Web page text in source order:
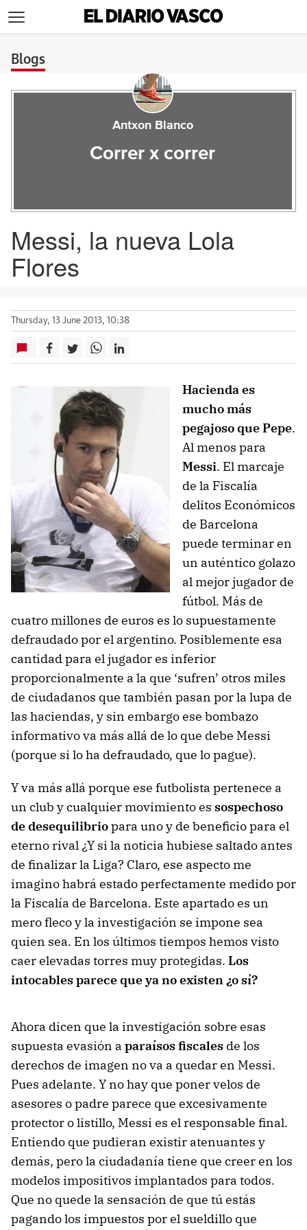
Blogs
Antxon Blanco
Correr x correr
Messi, la nueva Lola
Flores
Thursday, 13 June 2013, 10:38
Hacienda es
mucho más
pegajoso que Pepe.
Al menos para
Messi. El marcaje
de la Fiscalía
delitos Económicos
de Barcelona
puede terminar en
un auténtico golazo
al mejor jugador de
fútbol. Más de
cuatro millones de euros es lo supuestamente
defraudado por el argentino. Posiblemente esa
cantidad para el jugador es inferior
proporcionalmente a la que ‘sufren’ otros miles
de ciudadanos que también pasan por la lupa de
las haciendas, y sin embargo ese bombazo
informativo va más allá de lo que debe Messi
(porque si lo ha defraudado, que lo pague).
Y va más allá porque ese futbolista pertenece a
un club y cualquier movimiento es sospechoso
de desequilibriopara uno y de beneficio para el
eterno rival ¿Y si la noticia hubiese saltado antes
de finalizar la Liga? Claro, ese aspecto me
imagino habrá estado perfectamente medido por
la Fiscalía de Barcelona. Este apartado es un
mero fleco y la investigación se impone sea
quien sea. En los últimos tiempos hemos visto
caer elevadas torres muy protegidas. Los
intocables parece que ya no existen ¿o sí?
Ahora dicen que la investigación sobre esas
supuesta evasión a paraísos fiscales de los
derechos de imagen no va a quedar en Messi.
Pues adelante. Y no hay que poner velos de
asesores o padre parece que excesivamente
protector o listillo, Messi es el responsable final.
Entiendo que pudieran existir atenuantes y
demás, pero la ciudadanía tiene que creer en los
modelos impositivos implantados para todos.
Que no quede la sensación de que tú estás
pagando los impuestos por el sueldillo que